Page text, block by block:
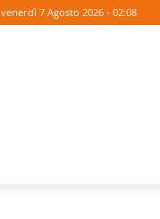
venerdì 7 Agosto 2026 - 02:08